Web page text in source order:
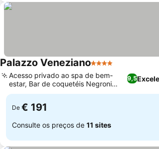
Palazzo Veneziano4 Estrelas
9,5
Acesso privado ao spa de bem-
estar, Bar de coquetéis Negroni
exclusivo
De € 191
Consulte os preços de 11 sites